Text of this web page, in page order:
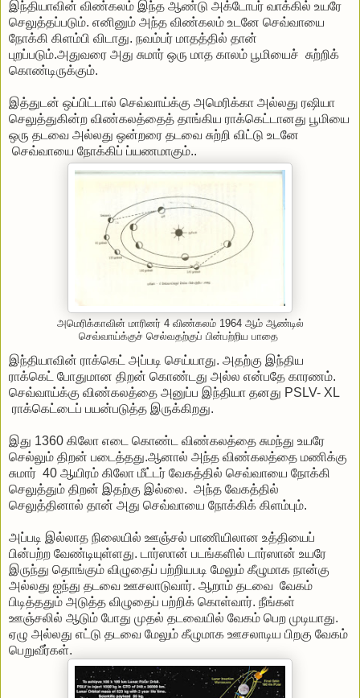
இந்தியாவின் விண்கலம் இந்த ஆண்டு அக்டோபர் வாக்கில் உயரே
செலுத்தப்படும். எனினும் அந்த விண்கலம் உடனே செவ்வாயை
நோக்கி கிளம்பி விடாது. நவம்பர் மாதத்தில் தான்
புறப்படும்.அதுவரை அது சுமார் ஒரு மாத காலம் பூமியைச் சுற்றிக்
கொண்டிருக்கும்.
இத்துடன் ஒப்பிட்டால் செவ்வாய்க்கு அமெரிக்கா அல்லது ரஷியா
செலுத்துகின்ற விண்கலத்தைத் தாங்கிய ராக்கெட்டானது பூமியை
ஒரு தடவை அல்லது ஒன்றரை தடவை சுற்றி விட்டு உடனே
செவ்வாயை நோக்கிப் ப்யணமாகும்..
அமெரிக்காவின் மாரினர் 4 விண்கலம் 1964 ஆம் ஆண்டில்
செவ்வாய்க்குச் செல்வதற்குப் பின்பற்றிய பாதை
இந்தியாவின் ராக்கெட் அப்படி செய்யாது. அதற்கு இந்திய
ராக்கெட் போதுமான திறன் கொண்டது அல்ல என்பதே காரணம்.
செவ்வாய்க்கு விண்கலத்தை அனுப்ப இந்தியா தனது PSLV- XL
ராக்கெட்டைப் பயன்படுத்த இருக்கிறது.
இது 1360 கிலோ எடை கொண்ட விண்கலத்தை சுமந்து உயரே
செல்லும் திறன் படைத்தது.ஆனால் அந்த விண்கலத்தை மணிக்கு
சுமார் 40 ஆயிரம் கிலோ மீட்டர் வேகத்தில் செவ்வாயை நோக்கி
செலுத்தும் திறன் இதற்கு இல்லை. அந்த வேகத்தில்
செலுத்தினால் தான் அது செவ்வாயை நோக்கிக் கிளம்பும்.
அப்படி இல்லாத நிலையில் ஊஞ்சல் பாணியிலான உத்தியைப்
பின்பற்ற வேண்டியுள்ளது. டார்ஸான் படங்களில் டார்ஸான் உயரே
இருந்து தொங்கும் விழுதைப் பற்றியபடி மேலும் கீழுமாக நான்கு
அல்லது ஐந்து தடவை ஊசலாடுவார். ஆறாம் தடவை வேகம்
பிடித்ததும் அடுத்த விழுதைப் பற்றிக் கொள்வார். நீங்கள்
ஊஞ்சலில் ஆடும் போது முதல் தடவையில் வேகம் பெற முடியாது.
ஏழு அல்லது எட்டு தடவை மேலும் கீழுமாக ஊசலாடிய பிறகு வேகம்
பெறுவீர்கள்.